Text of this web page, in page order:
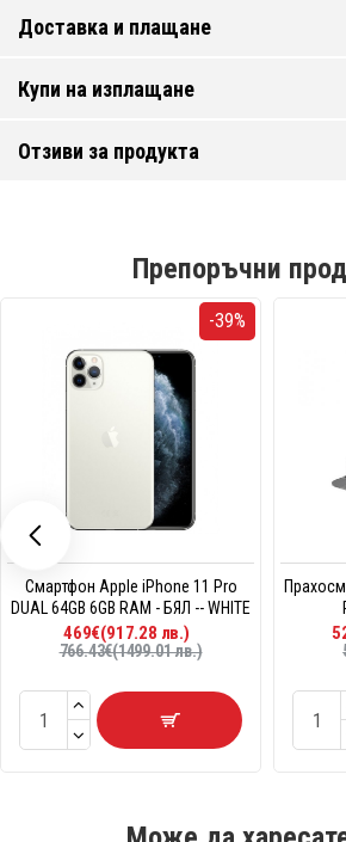
Доставка и плащане
Купи на изплащане
Отзиви за продукта
Препоръчни
-39%
Смартфон Apple iPhone 11 Pro
DUAL 64GB 6GB RAM - БЯЛ -- WHITE
469€(917.28 лв.)
766.43€(1499.01 лв.)